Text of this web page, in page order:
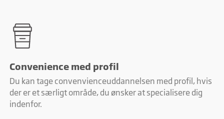
Convenience med profil
Du kan tage convenvienceuddannelsen med profil, hvis
der er et særligt område, du ønsker at specialisere dig
indenfor.